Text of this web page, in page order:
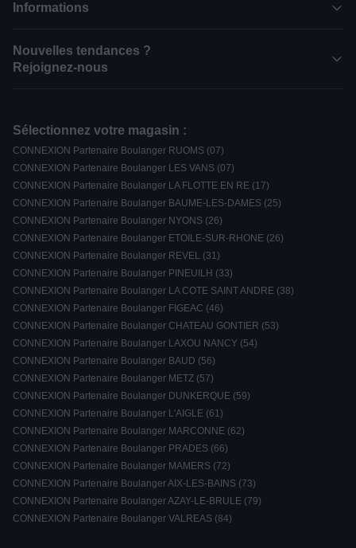
Informations
Nouvelles tendances ?
Rejoignez-nous
Sélectionnez votre magasin :
CONNEXION Partenaire Boulanger RUOMS (07)
CONNEXION Partenaire Boulanger LES VANS (07)
CONNEXION Partenaire Boulanger LA FLOTTE EN RE (17)
CONNEXION Partenaire Boulanger BAUME-LES-DAMES (25)
CONNEXION Partenaire Boulanger NYONS (26)
CONNEXION Partenaire Boulanger ETOILE-SUR-RHONE (26)
CONNEXION Partenaire Boulanger REVEL (31)
CONNEXION Partenaire Boulanger PINEUILH (33)
CONNEXION Partenaire Boulanger LA COTE SAINT ANDRE (38)
CONNEXION Partenaire Boulanger FIGEAC (46)
CONNEXION Partenaire Boulanger CHATEAU GONTIER (53)
CONNEXION Partenaire Boulanger LAXOU NANCY (54)
CONNEXION Partenaire Boulanger BAUD (56)
CONNEXION Partenaire Boulanger METZ (57)
CONNEXION Partenaire Boulanger DUNKERQUE (59)
CONNEXION Partenaire Boulanger L'AIGLE (61)
CONNEXION Partenaire Boulanger MARCONNE (62)
CONNEXION Partenaire Boulanger PRADES (66)
CONNEXION Partenaire Boulanger MAMERS (72)
CONNEXION Partenaire Boulanger AIX-LES-BAINS (73)
CONNEXION Partenaire Boulanger AZAY-LE-BRULE (79)
CONNEXION Partenaire Boulanger VALREAS (84)